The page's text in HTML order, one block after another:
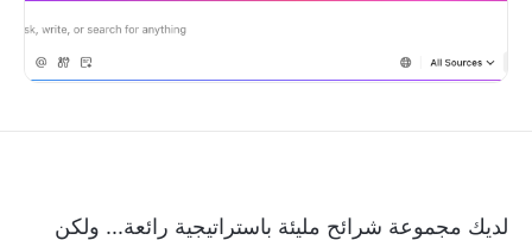
لديك مجموعة شرائح مليئة باستراتيجية رائعة... ولكن